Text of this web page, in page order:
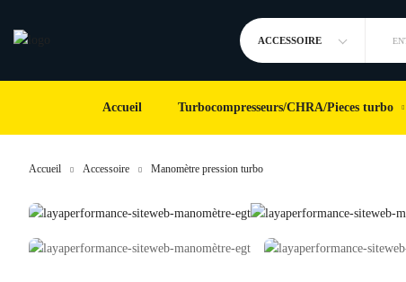
ACCESSOIRE
Accueil Turbocompresseurs/CHRA/Pieces turbo
Accueil Accessoire Manomètre pression turbo